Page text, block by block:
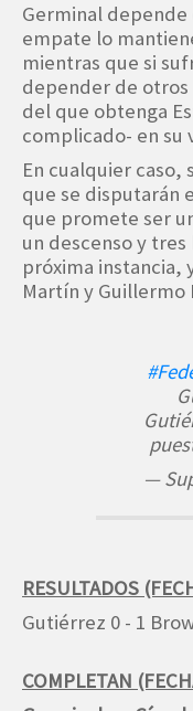
Germinal
empate lo
mientras que si
depender de
del que obtenga
complicado- en su
En cualquier caso,
que se disputarán
que promete ser
un descenso y
próxima instancia,
Martín y Guillermo
—
RESULTADOS
Gutiérrez 0 - 1
COMPLETAN